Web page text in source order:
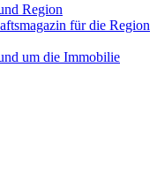
Region
für die Region
um die Immobilie